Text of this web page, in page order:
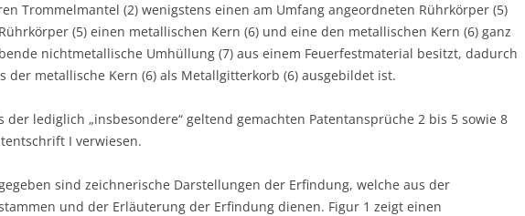
Trommelmantel (2) wenigstens einen am Umfang angeordneten Rührkörper (5)
(5) einen metallischen Kern (6) und eine den metallischen Kern (6) ganz
nichtmetallische Umhüllung (7) aus einem Feuerfestmaterial besitzt, dadurch
der metallische Kern (6) als Metallgitterkorb (6) ausgebildet ist.
der lediglich „insbesondere“ geltend gemachten Patentansprüche 2 bis 5 sowie 8
I verwiesen.
sind zeichnerische Darstellungen der Erfindung, welche aus der
und der Erläuterung der Erfindung dienen. Figur 1 zeigt einen